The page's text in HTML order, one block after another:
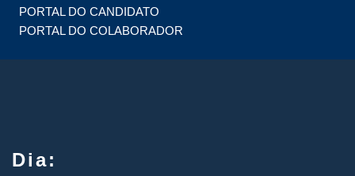
PORTAL DO CANDIDATO
PORTAL DO COLABORADOR
Dia: